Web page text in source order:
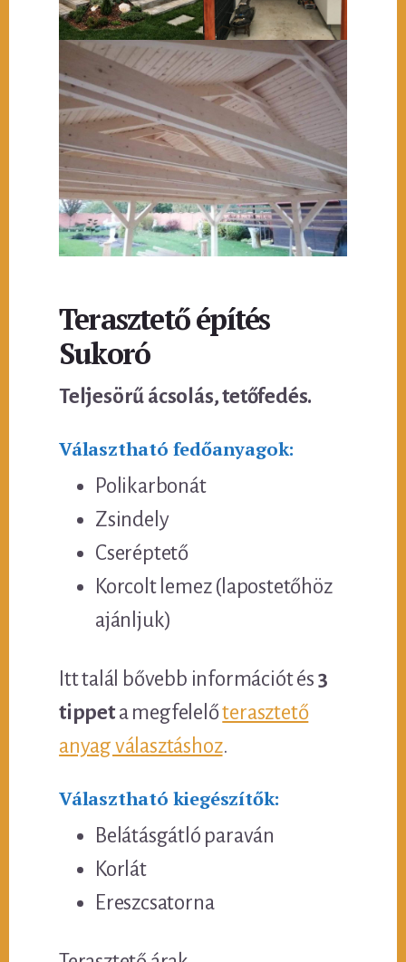
Terasztető építés
Sukoró
Teljesörű ácsolás, tetőfedés.
Választható fedőanyagok:
Polikarbonát
Zsindely
Cseréptető
Korcolt lemez (lapostetőhöz
ajánljuk)
Itt talál bővebb információt és 3
tippeta megfelelőterasztető
anyag választáshoz.
Választható kiegészítők:
Belátásgátló paraván
Korlát
Ereszcsatorna